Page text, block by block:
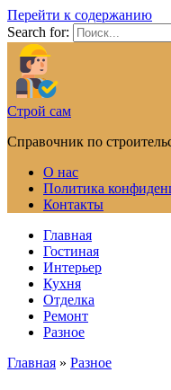
Перейти к содержанию
Search for:
Строй сам
Справочник по
О нас
Политика
Контакты
Главная
Гостиная
Интерьер
Кухня
Отделка
Ремонт
Разное
Главная » Разное